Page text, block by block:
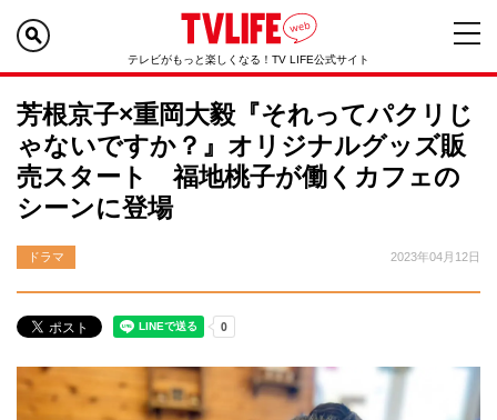
テレビがもっと楽しくなる！TV LIFE公式サイト
芳根京子×重岡大毅『それってパクリじ
ゃないですか？』オリジナルグッズ販
売スタート 福地桃子が働くカフェの
シーンに登場
ドラマ 2023年04月12日